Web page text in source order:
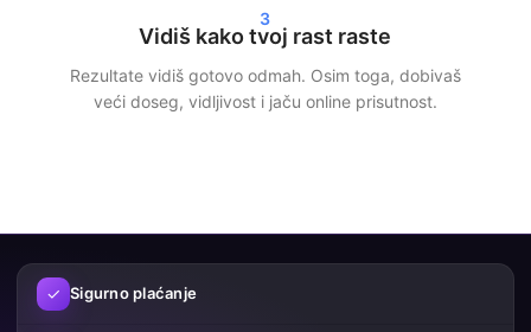
društvenim mrežama
Više pratitelja i interakcije ne samo da poboljšavaju izgled tvog
profila, već donose i veći doseg. Platforme društvenih mreža
Povećati svoju vidljivost
Izgraditi više povjerenja
3
Vidiš kako tvoj rast raste
Rezultate vidiš gotovo odmah. Osim toga, dobivaš
veći doseg, vidljivost i jaču online prisutnost.
✓ Sigurno plaćanje